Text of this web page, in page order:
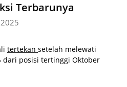
Terbarunya
tertekan setelah melewati
posisi tertinggi Oktober